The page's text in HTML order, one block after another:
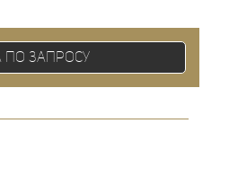
по запросу